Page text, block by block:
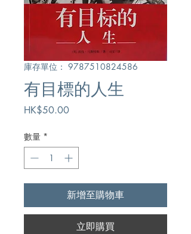
庫存單位： 9787510824586
有目標的人生
HK$50.00價
數量 *
新增至購物車
立即購買